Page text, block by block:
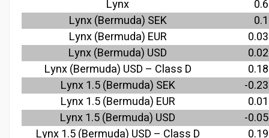
Lynx
0.6
Lynx (Bermuda) SEK
0.1
Lynx (Bermuda) EUR
0.03
Lynx (Bermuda) USD
0.02
Lynx (Bermuda) USD – Class D
0.18
Lynx 1.5 (Bermuda) SEK
-0.23
Lynx 1.5 (Bermuda) EUR
0.01
Lynx 1.5 (Bermuda) USD
-0.05
Lynx 1.5 (Bermuda) USD – Class D
0.19